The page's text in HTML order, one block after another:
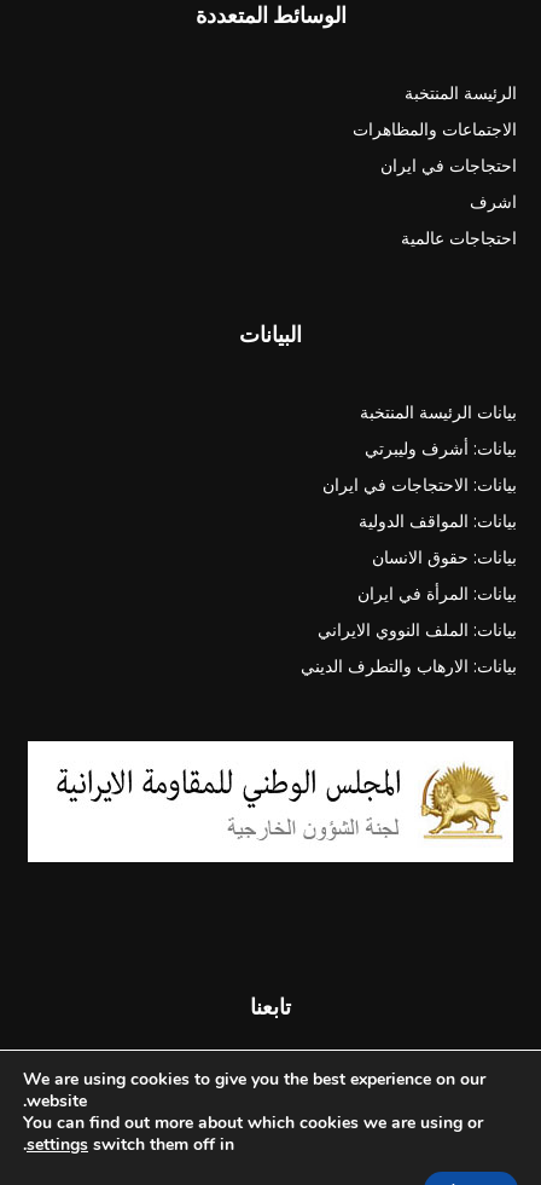
الوسائط المتعددة
الرئيسة المنتخبة
الاجتماعات والمظاهرات
احتجاجات في ايران
اشرف
احتجاجات عالمية
البيانات
بيانات الرئيسة المنتخبة
بيانات: أشرف وليبرتي
بيانات: الاحتجاجات في ايران
بيانات: المواقف الدولية
بيانات: حقوق الانسان
بيانات: المرأة في ايران
بيانات: الملف النووي الايراني
بيانات: الارهاب والتطرف الديني
تابعنا
We are using cookies to give you the best experience on our
website.
You can find out more about which cookies we are using or
switch them off in
settings
.